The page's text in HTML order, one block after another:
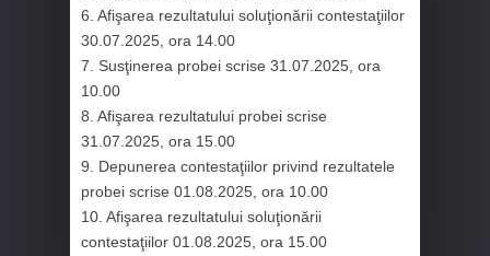
6. Afişarea rezultatului soluţionării contestaţiilor
30.07.2025, ora 14.00
7. Susţinerea probei scrise 31.07.2025, ora
10.00
8. Afişarea rezultatului probei scrise
31.07.2025, ora 15.00
9. Depunerea contestaţiilor privind rezultatele
probei scrise 01.08.2025, ora 10.00
10. Afişarea rezultatului soluţionării
contestaţiilor 01.08.2025, ora 15.00